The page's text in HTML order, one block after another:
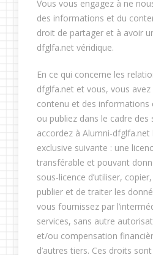
Vous vous engagez à ne
des informations et du
droit de partager et à avoir
dfglfa.net véridique.
En ce qui concerne les
dfglfa.net et vous, vous
contenu et des informations
ou publiez dans le cadre des
accordez à Alumni-dfglfa.net
exclusive suivante : une
transférable et pouvant
sous-licence d’utiliser,
publier et de traiter les
vous fournissez par
services, sans autre
et/ou compensation
d’autres tiers. Ces droits